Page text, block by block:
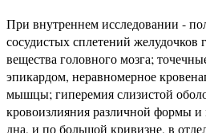
При внутреннем исследовании -
сосудистых сплетений желудочков
вещества головного мозга;
эпикардом, неравномерное
мышцы; гиперемия слизистой
кровоизлияния различной формы и
дна, и по большой кривизне, в